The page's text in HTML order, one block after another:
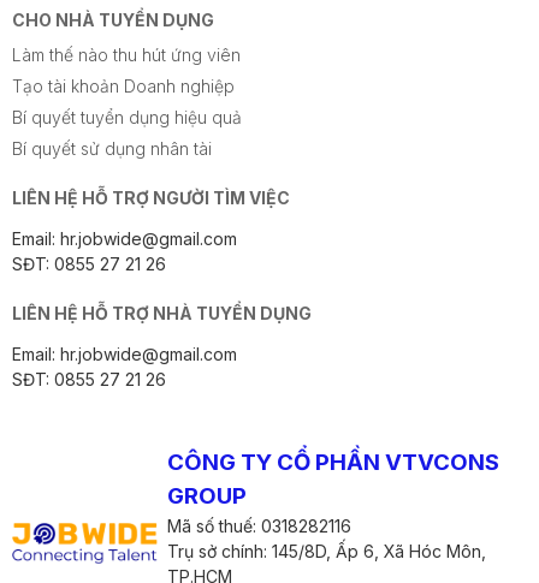
CHO NHÀ TUYỂN DỤNG
Làm thế nào thu hút ứng viên
Tạo tài khoản Doanh nghiệp
Bí quyết tuyển dụng hiệu quả
Bí quyết sử dụng nhân tài
LIÊN HỆ HỖ TRỢ NGƯỜI TÌM VIỆC
Email: hr.jobwide@gmail.com
SĐT: 0855 27 21 26
LIÊN HỆ HỖ TRỢ NHÀ TUYỂN DỤNG
Email: hr.jobwide@gmail.com
SĐT: 0855 27 21 26
CÔNG TY CỔ PHẦN VTVCONS
GROUP
Mã số thuế: 0318282116
Trụ sở chính: 145/8D, Ấp 6, Xã Hóc Môn,
TP.HCM